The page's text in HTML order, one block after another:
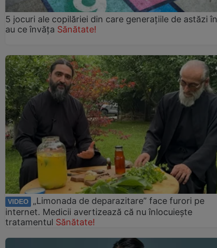
5 jocuri ale copilăriei din care generațiile de astăzi
au ce învăța Sănătate!
VIDEO
„Limonada de deparazitare” face furori pe
internet. Medicii avertizează că nu înlocuiește
tratamentul Sănătate!